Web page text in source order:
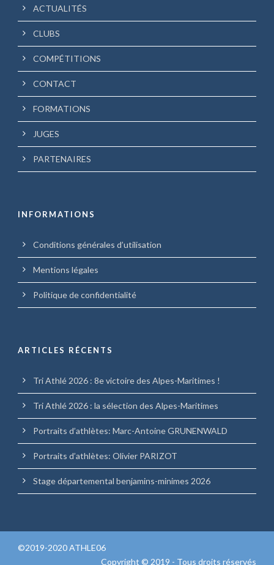
ACTUALITÉS
CLUBS
COMPÉTITIONS
CONTACT
FORMATIONS
JUGES
PARTENAIRES
INFORMATIONS
Conditions générales d’utilisation
Mentions légales
Politique de confidentialité
ARTICLES RÉCENTS
Tri Athlé 2026 : 8e victoire des Alpes-Maritimes !
Tri Athlé 2026 : la sélection des Alpes-Maritimes
Portraits d’athlètes: Marc-Antoine GRUNENWALD
Portraits d’athlètes: Olivier PARIZOT
Stage départemental benjamins-minimes 2026
©2019-2020 ATHLE06
Copyright © 2019 - Tous droits réservés